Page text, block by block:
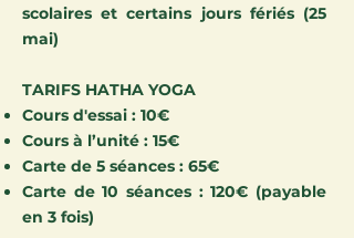
scolaires et certains jours fériés (25
mai)
TARIFS HATHA YOGA
Cours d'essai : 10€
Cours à l’unité : 15€
Carte de 5 séances : 65€
Carte de 10 séances : 120€ (payable
en 3 fois)